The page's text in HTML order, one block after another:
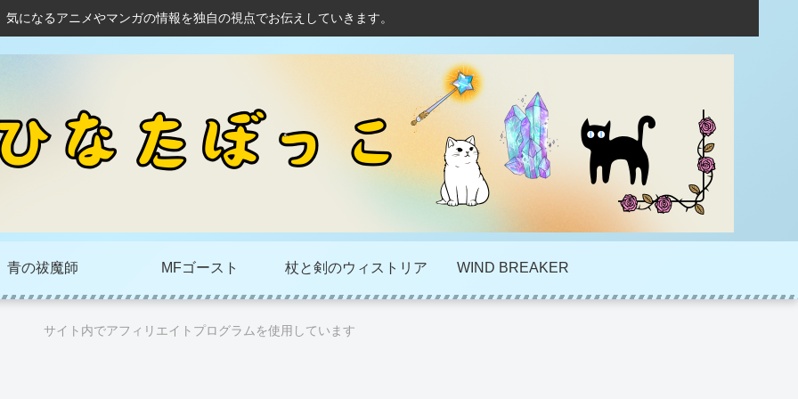
気になるアニメやマンガの情報を独自の視点でお伝えしていきます。
青の祓魔師 MFゴースト 杖と剣のウィストリア WIND BREAKER
サイト内でアフィリエイトプログラムを使用しています